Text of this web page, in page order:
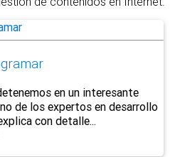
en un interesante
de los expertos en desarrollo
con detalle...